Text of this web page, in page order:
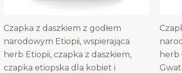
Czapka z daszkiem z godłem
narodowym Etiopii, wspierająca
herb Etiopii, czapka z daszkiem,
czapka etiopska dla kobiet i
herb